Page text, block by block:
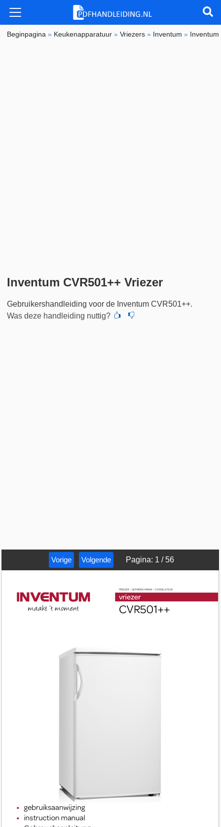
Beginpagina » Keukenapparatuur »Vriezers » Inventum » Inventum
Inventum CVR501++ Vriezer
Gebruikershandleiding voor de Inventum CVR501++.
Was deze handleiding nuttig?
Vorige Volgende Pagina: 1 /56